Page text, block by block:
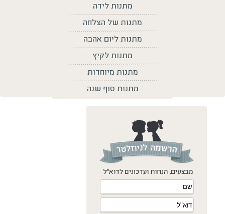
מתנות לידה
מתנות של הצלחה
מתנות ליום אהבה
מתנות לקיץ
מתנות מיוחדות
מתנות סוף שנה